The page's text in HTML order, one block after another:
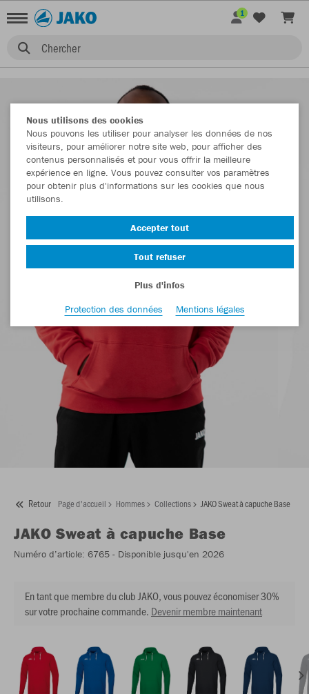
Chercher
1
Retour Page d'accueil Hommes Collections JAKO Sweat à capuche Base
JAKO Sweat à capuche Base
Numéro d’article: 6765 - Disponible jusqu'en 2026
En tant que membre du club JAKO, vous pouvez économiser 30%
sur votre prochaine commande. Devenir membre maintenant
Nous utilisons des cookies
Nous pouvons les utiliser pour analyser les données de nos
visiteurs, pour améliorer notre site web, pour afficher des
contenus personnalisés et pour vous offrir la meilleure
expérience en ligne. Vous pouvez consulter vos paramètres
pour obtenir plus d'informations sur les cookies que nous
utilisons.
Accepter tout
Tout refuser
Plus d'infos
Protection des données
Mentions légales